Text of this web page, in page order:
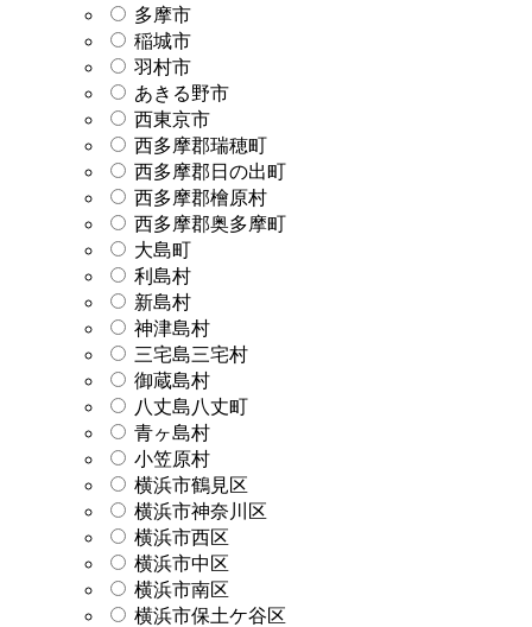
多摩市
稲城市
羽村市
あきる野市
西東京市
西多摩郡瑞穂町
西多摩郡日の出町
西多摩郡檜原村
西多摩郡奥多摩町
大島町
利島村
新島村
神津島村
三宅島三宅村
御蔵島村
八丈島八丈町
青ヶ島村
小笠原村
横浜市鶴見区
横浜市神奈川区
横浜市西区
横浜市中区
横浜市南区
横浜市保土ケ谷区